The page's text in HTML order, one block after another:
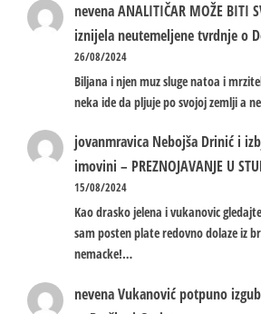
nevenaANALITIČAR MOŽE BITI
iznijela neutemeljene tvrdnje o
26/08/2024
Biljana i njen muz sluge natoa i
neka ide da pljuje po svojoj zemlji a
jovanmravica Nebojša Drinić i
imovini – PREZNOJAVANJE U
15/08/2024
Kao drasko jelena i vukanovic
sam posten plate redovno dolaze iz
nemacke!…
nevenaVukanović potpuno